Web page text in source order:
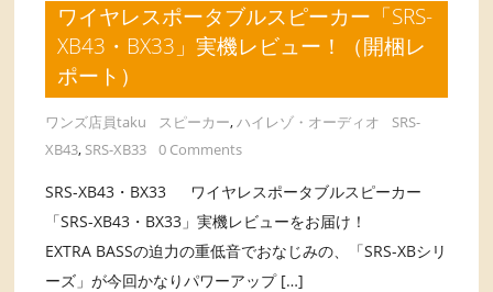
ワイヤレスポータブルスピーカー「SRS-
XB43・BX33」実機レビュー！（開梱レ
ポート）
ワンズ店員taku スピーカー,ハイレゾ・オーディオ
SRS-
XB43, SRS-XB33 0 Comments
SRS-XB43・BX33 ワイヤレスポータブルスピーカー
「SRS-XB43・BX33」実機レビューをお届け！
EXTRA BASSの迫力の重低音でおなじみの、「SRS-XBシリ
ーズ」が今回かなりパワーアップ […]